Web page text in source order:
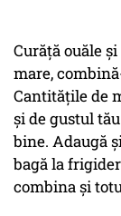
Curăță ouăle
mare,
Cantitățile de
și de gustul
bine. Adaugă
bagă la
combina și